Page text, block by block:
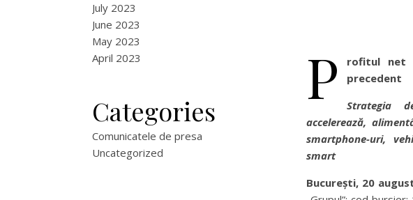
July 2023
June 2023
May 2023
April 2023
Categories
Comunicatele de presa
Uncategorized
P
rofitul net
precedent
Strategia
accelerează,
smartphone-uri,
smart
București, 20